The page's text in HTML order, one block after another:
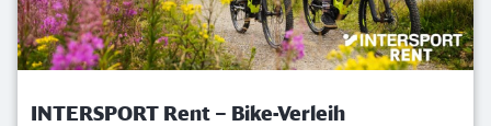
INTERSPORT Rent – Bike-Verleih